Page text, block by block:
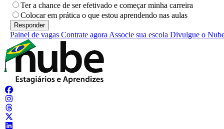
Ter a chance de ser efetivado e começar minha carreira
Colocar em prática o que estou aprendendo nas aulas
Painel de vagas Contrate agora Associe sua escola Divulgue o